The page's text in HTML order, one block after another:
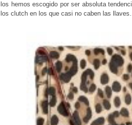
los hemos escogido por ser absoluta
los clutch en los que casi no caben las